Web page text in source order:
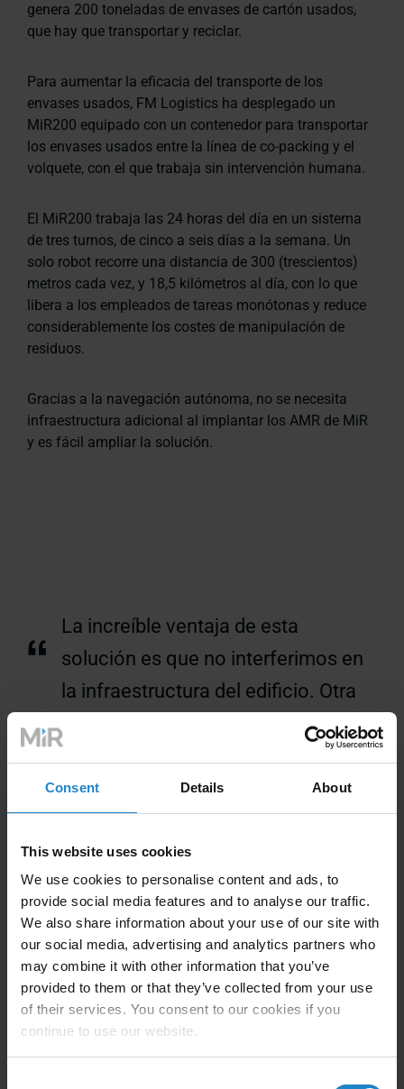
Consent Details About
This website uses cookies
We use cookies to personalise content and ads, to
provide social media features and to analyse our traffic.
We also share information about your use of our site with
our social media, advertising and analytics partners who
may combine it with other information that you’ve
provided to them or that they’ve collected from your use
of their services. You consent to our cookies if you
continue to use our website.
genera 200 toneladas de envases de cartón usados,
que hay que transportar y reciclar.
Para aumentar la eficacia del transporte de los
envases usados, FM Logistics ha desplegado un
MiR200 equipado con un contenedor para transportar
los envases usados entre la línea de co-packing y el
volquete, con el que trabaja sin intervención humana.
El MiR200 trabaja las 24 horas del día en un sistema
de tres turnos, de cinco a seis días a la semana. Un
solo robot recorre una distancia de 300 (trescientos)
metros cada vez, y 18,5 kilómetros al día, con lo que
libera a los empleados de tareas monótonas y reduce
considerablemente los costes de manipulación de
residuos.
Gracias a la navegación autónoma, no se necesita
infraestructura adicional al implantar los AMR de MiR
y es fácil ampliar la solución.
“
La increíble ventaja de esta
solución es que no interferimos en
la infraestructura del edificio. Otra
ventaja innegable es que es una
solución móvil, podemos trasladarla
a otras ubicaciones, es segura y
fácil de usar..."
Arkadiusz Buczek
Director del Departamento de Copacking de FM Logistic
en Mszczonów